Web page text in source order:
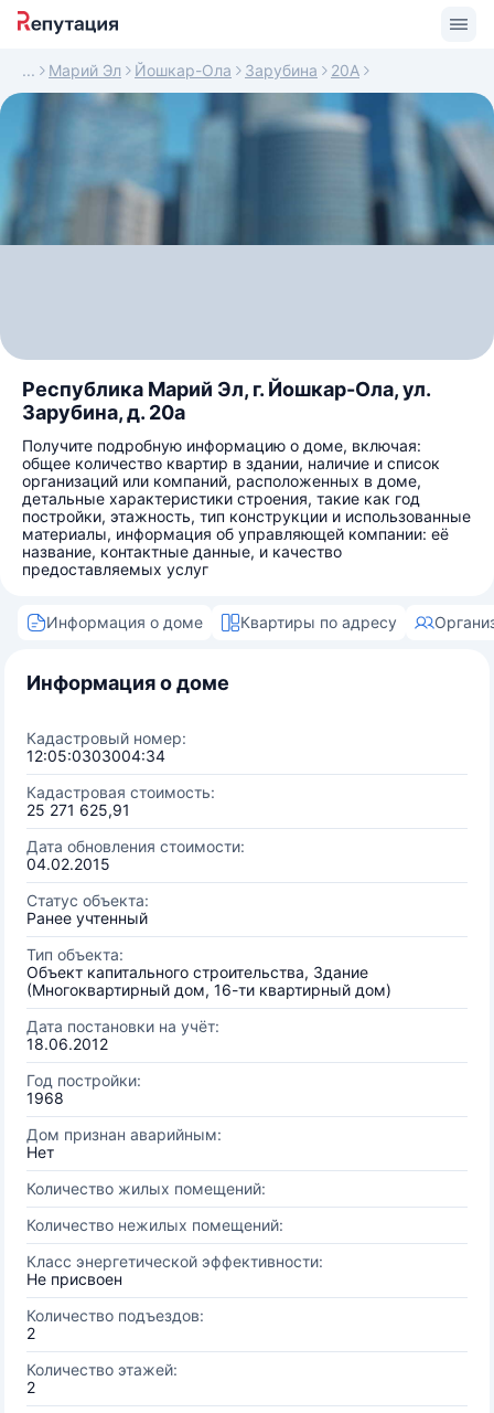
Марий Эл Йошкар-Ола Зарубина 20А
Республика Марий Эл, г. Йошкар-Ола, ул.
Зарубина, д. 20а
Получите подробную информацию о доме, включая:
общее количество квартир в здании, наличие и список
организаций или компаний, расположенных в доме,
детальные характеристики строения, такие как год
постройки, этажность, тип конструкции и использованные
материалы, информация об управляющей компании: её
название, контактные данные, и качество
предоставляемых услуг
Информация о доме Квартиры по адресу
Информация о доме
Кадастровый номер:
12:05:0303004:34
Кадастровая стоимость:
25 271 625,91
Дата обновления стоимости:
04.02.2015
Статус объекта:
Ранее учтенный
Тип объекта:
Объект капитального строительства, Здание
(Многоквартирный дом, 16-ти квартирный дом)
Дата постановки на учёт:
18.06.2012
Год постройки:
1968
Дом признан аварийным:
Нет
Количество жилых помещений:
Количество нежилых помещений:
Класс энергетической эффективности:
Не присвоен
Количество подъездов:
2
Количество этажей:
2